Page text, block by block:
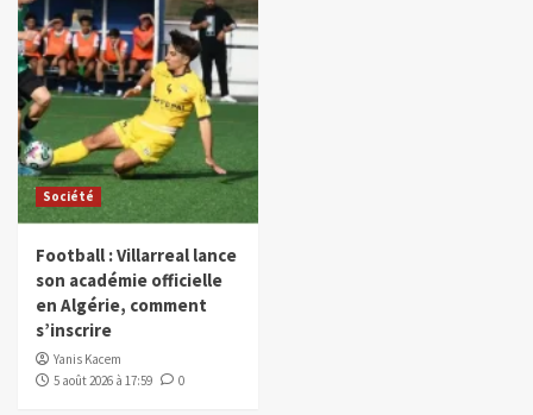
Société
Football : Villarreal lance
son académie officielle
en Algérie, comment
s’inscrire
Yanis Kacem
5 août 2026 à 17:59
0